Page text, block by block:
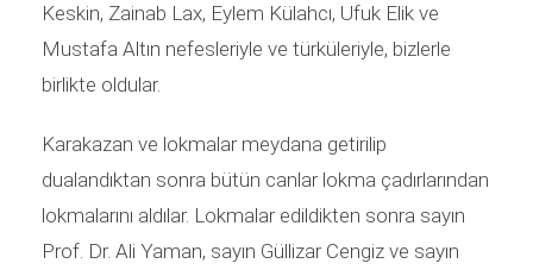
Keskin, Zainab Lax, Eylem Külahcı, Ufuk Elik ve
Mustafa Altın nefesleriyle ve türküleriyle, bizlerle
birlikte oldular.
Karakazan ve lokmalar meydana getirilip
dualandıktan sonra bütün canlar lokma çadırlarından
lokmalarını aldılar. Lokmalar edildikten sonra sayın
Prof. Dr. Ali Yaman, sayın Güllizar Cengiz ve sayın